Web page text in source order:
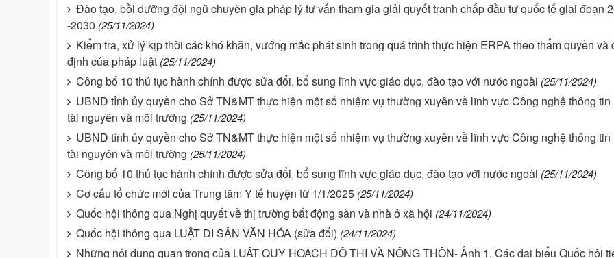
Đào tạo, bồi dưỡng đội ngũ chuyên gia pháp lý tư vấn tham gia giải quyết tranh chấp đầu tư quốc tế giai đoạn
-2030 (25/11/2024)
Kiểm tra, xử lý kịp thời các khó khăn, vướng mắc phát sinh trong quá trình thực hiện ERPA theo thẩm quyền và
định của pháp luật (25/11/2024)
Công bố 10 thủ tục hành chính được sửa đổi, bổ sung lĩnh vực giáo dục, đào tạo với nước ngoài (25/11/2024)
UBND tỉnh ủy quyền cho Sở TN&MT thực hiện một số nhiệm vụ thường xuyên về lĩnh vực Công nghệ thông tin
tài nguyên và môi trường (25/11/2024)
UBND tỉnh ủy quyền cho Sở TN&MT thực hiện một số nhiệm vụ thường xuyên về lĩnh vực Công nghệ thông tin
tài nguyên và môi trường (25/11/2024)
Công bố 10 thủ tục hành chính được sửa đổi, bổ sung lĩnh vực giáo dục, đào tạo với nước ngoài (25/11/2024)
Cơ cấu tổ chức mới của Trung tâm Y tế huyện từ 1/1/2025 (25/11/2024)
Quốc hội thông qua Nghị quyết về thị trường bất động sản và nhà ở xã hội (24/11/2024)
Quốc hội thông qua LUẬT DI SẢN VĂN HÓA (sửa đổi) (24/11/2024)
Những nội dung quan trọng của LUẬT QUY HOẠCH ĐÔ THỊ VÀ NÔNG THÔN- Ảnh 1. Các đại biểu Quốc hội